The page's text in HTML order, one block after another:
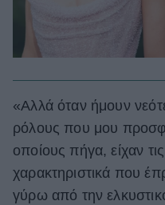
«Αλλά όταν ήμουν
ρόλους που μου
οποίους πήγα, είχαν
χαρακτηριστικά που
γύρω από την